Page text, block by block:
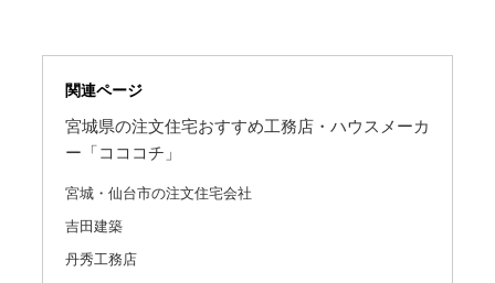
関連ページ
宮城県の注文住宅おすすめ工務店・ハウスメーカ
ー「コココチ」
宮城・仙台市の注文住宅会社
吉田建築
丹秀工務店